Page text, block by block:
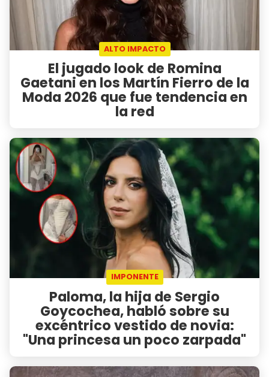
ALTO IMPACTO
El jugado look de Romina
Gaetani en los Martín Fierro de la
Moda 2026 que fue tendencia en
la red
IMPONENTE
Paloma, la hija de Sergio
Goycochea, habló sobre su
excéntrico vestido de novia:
"Una princesa un poco zarpada"